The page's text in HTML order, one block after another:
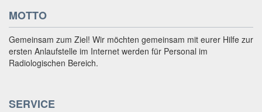
MOTTO
Gemeinsam zum Ziel! Wir möchten gemeinsam mit eurer Hilfe zur
ersten Anlaufstelle im Internet werden für Personal im
Radiologischen Bereich.
SERVICE